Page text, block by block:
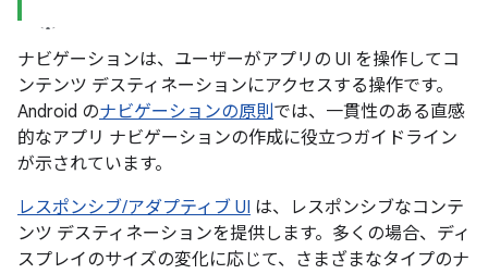
ナビゲーションは、ユーザーがアプリの UI を操作してコ
ンテンツ デスティネーションにアクセスする操作です。
Android のナビゲーションの原則では、一貫性のある直感
的なアプリ ナビゲーションの作成に役立つガイドライン
が示されています。
レスポンシブ/アダプティブ UI は、レスポンシブなコンテ
ンツ デスティネーションを提供します。多くの場合、ディ
スプレイのサイズの変化に応じて、さまざまなタイプのナ